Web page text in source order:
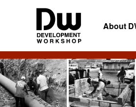
DW
Angola
Development
Workshop
Angola
About